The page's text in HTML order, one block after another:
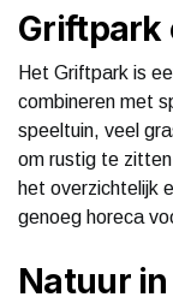
Griftpark
Het Griftpark is
combineren met
speeltuin, veel
om rustig te
het overzichtelijk
genoeg horeca
Natuur